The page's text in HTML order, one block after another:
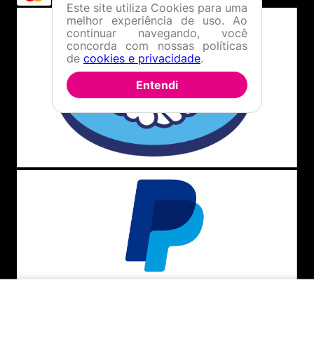
Este site utiliza Cookies para uma
melhor experiência de uso. Ao
continuar navegando, você
concorda com nossas políticas
de cookies e privacidade.
Entendi